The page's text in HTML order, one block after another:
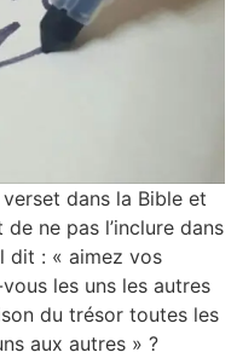
dans la Bible et
ne pas l’inclure dans
dit : « aimez vos
les uns les autres
du trésor toutes les
aux autres » ?